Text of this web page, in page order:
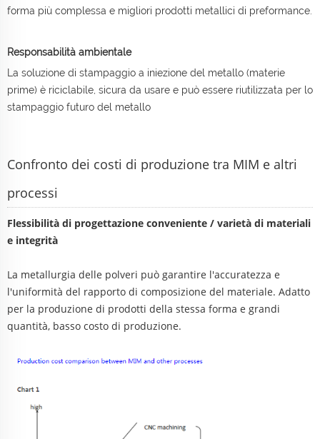
forma più complessa e migliori prodotti metallici di preformance.
Responsabilità ambientale
La soluzione di stampaggio a iniezione del metallo (materie
prime) è riciclabile, sicura da usare e può essere riutilizzata per lo
stampaggio futuro del metallo
Confronto dei costi di produzione tra MIM e altri
processi
Flessibilità di progettazione conveniente / varietà di materiali
e integrità
La metallurgia delle polveri può garantire l'accuratezza e
l'uniformità del rapporto di composizione del materiale. Adatto
per la produzione di prodotti della stessa forma e grandi
quantità, basso costo di produzione.